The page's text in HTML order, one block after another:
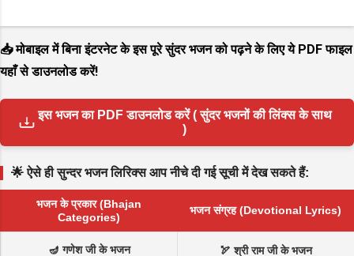
📥 मोबाइल में बिना इंटरनेट के इस पूरे सुंदर भजन को पढ़ने के लिए ये PDF फाइल
यहाँ से डाउनलोड करें!
इस भजन का PDF डाउनलोड करें ( सुंदर भजनों की लिंक्स के साथ
)
🌟 ऐसे ही सुन्दर भजन लिरिक्स आप नीचे दी गई सूची में देख सकते हैं:
भजन के प्रकार (Bhajan
Categories)
भजन संग्रह (Devotional Lyrics)
🪔 गणेश जी के भजन 🏹 श्री राम जी के भजन